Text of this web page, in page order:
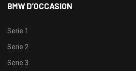
BMW D’OCCASION
Serie 1
Serie 2
Serie 3